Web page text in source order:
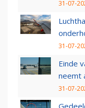
31-07-
31-07-
Einde
neemt
31-07-